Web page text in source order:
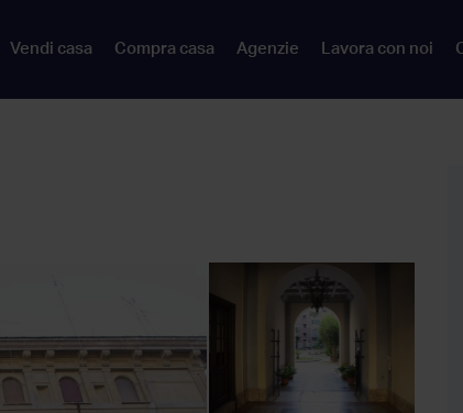
Vendi casa Compra casa Agenzie Lavora con noi